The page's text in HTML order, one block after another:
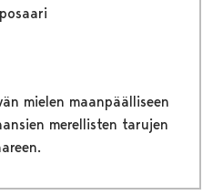
mielen maanpäälliseen
merellisten tarujen